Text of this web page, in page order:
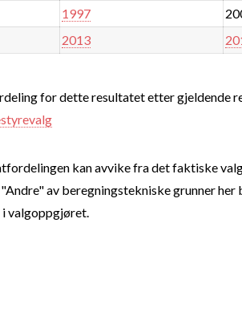
1997
2013
for dette resultatet etter gjeldende
kan avvike fra det faktiske
av beregningstekniske grunner
valgoppgjøret.